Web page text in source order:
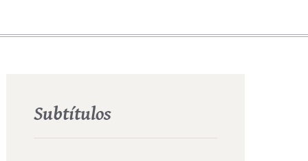
Subtítulos